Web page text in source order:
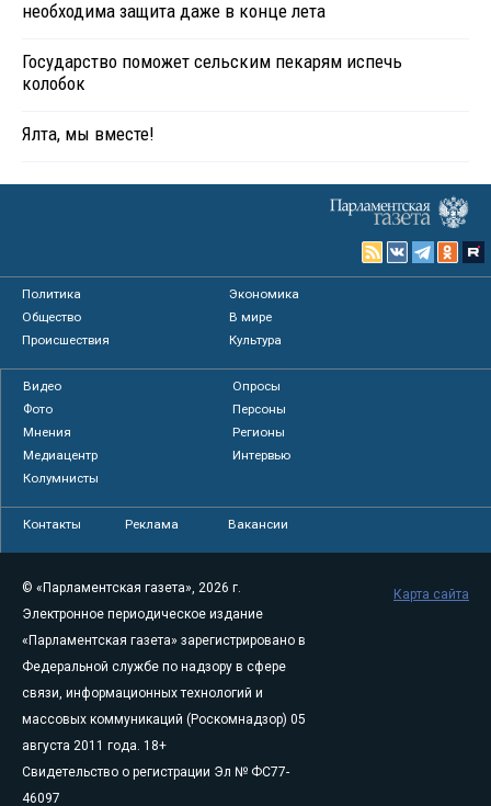
необходима защита даже в конце лета
Государство поможет сельским пекарям испечь
колобок
Ялта, мы вместе!
Политика
Экономика
Общество
В мире
Происшествия
Культура
Видео
Опросы
Фото
Персоны
Мнения
Регионы
Медиацентр
Интервью
Колумнисты
Контакты Реклама Вакансии
© «Парламентская газета», 2026 г.
Электронное периодическое издание
«Парламентская газета» зарегистрировано в
Федеральной службе по надзору в сфере
связи, информационных технологий и
массовых коммуникаций (Роскомнадзор) 05
августа 2011 года. 18+
Свидетельство о регистрации Эл № ФС77-
46097
Карта сайта